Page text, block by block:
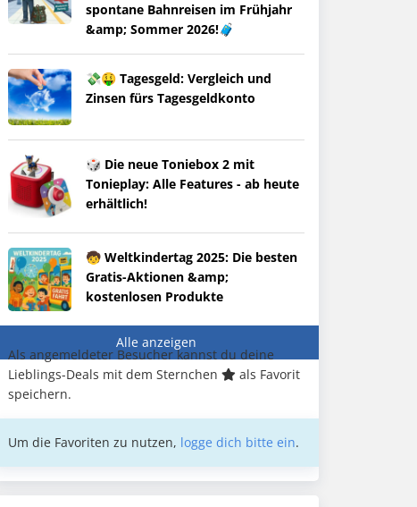
spontane Bahnreisen im Frühjahr
&amp; Sommer 2026!🧳
💸🤑 Tagesgeld: Vergleich und
Zinsen fürs Tagesgeldkonto
🎲 Die neue Toniebox 2 mit
Tonieplay: Alle Features - ab heute
erhältlich!
🧒 Weltkindertag 2025: Die besten
Gratis-Aktionen &amp;
kostenlosen Produkte
Alle anzeigen
Als angemeldeter Besucher kannst du deine
Lieblings-Deals mit dem Sternchen
als Favorit
speichern.
Um die Favoriten zu nutzen, logge dich bitte ein.